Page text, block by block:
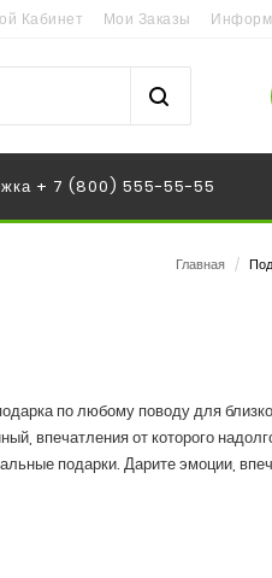
Кабинет Мои Заказы
+ 7 (800) 555-55-55
Главная /
по любому поводу для
впечатления от которого
подарки. Дарите эмоции,